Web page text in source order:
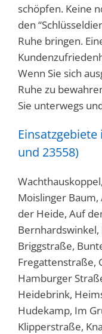
schöpfen. Keine
den
Ruhe bringen.
Wenn Sie sich
Ruhe zu
Sie unterwegs
und 23558)
Moislinger Baum,
der Heide, Auf
Briggstraße,
Fregattenstraße,
Hamburger
Heidebrink,
Hudekamp, Im
Klipperstraße,